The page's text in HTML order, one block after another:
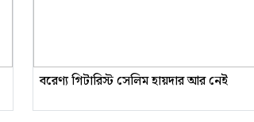
বরেণ্য গিটারিস্ট সেলিম হায়দার আর নেই